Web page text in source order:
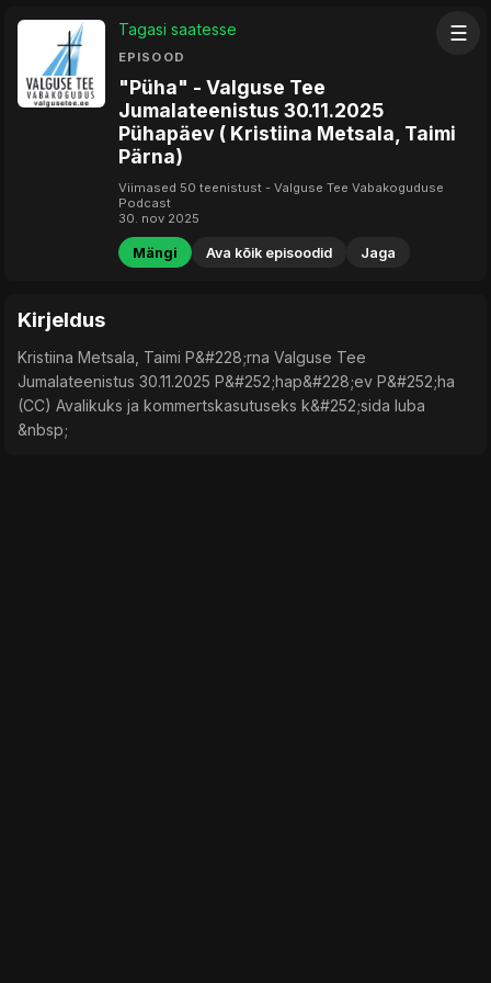
☰
Tagasi saatesse
EPISOOD
"Püha" - Valguse Tee
Jumalateenistus 30.11.2025
Pühapäev ( Kristiina Metsala, Taimi
Pärna)
Viimased 50 teenistust - Valguse Tee Vabakoguduse
Podcast
30. nov 2025
Mängi Ava kõik episoodid Jaga
Kirjeldus
Kristiina Metsala, Taimi P&#228;rna Valguse Tee
Jumalateenistus 30.11.2025 P&#252;hap&#228;ev P&#252;ha
(CC) Avalikuks ja kommertskasutuseks k&#252;sida luba
&nbsp;